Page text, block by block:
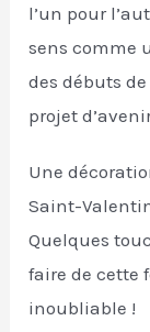
l’un pour
sens comme
des débuts
projet
Une
Saint-
Quelques
faire de cette
inoubliable !